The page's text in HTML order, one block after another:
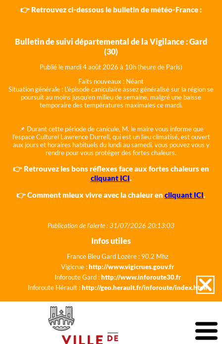
👉 Retrouvez ci-dessous le bulletin de météo-France :
Bulletin de suivi départemental de la Vigilance : Gard
(30)
Publié le mardi 4 août 2026 à 10h (heure de Paris)
Faits nouveaux : Néant
Situation générale : L'épisode caniculaire assez généralisé sur la région se
poursuit au moins jusqu'en milieu de semaine, malgré une baisse
temporaire des températures maximales ce mardi.
📌 Durant cette période de canicule, M. le maire vous informe que
l'espace Culturel Lawrence Durrell, qui est un lieu climatisé, est ouvert
aux jours et horaires habituels du lundi au samedi, vous pouvez vous y
rendre pour vous protéger des fortes chaleurs.
👉 Retrouvez les bons réflexes face aux fortes chaleurs en
cliquant ICI.
👉 Comment mieux vivre avec la chaleur en cliquant ICI.
Publication de l'alerte : 31/07/2026 20:13:03
Infos utiles
France Bleu Gard Lozère : 90.2 Mhz
Vigicrue :http://www.vigicrues.gouv.fr
Inforoute Gard :http://www.inforoute30.fr
Inforoute Hérault :http://geo.herault.fr/inforoute/index.html